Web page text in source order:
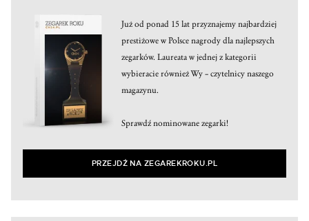
Już od ponad 15 lat przyznajemy najbardziej
prestiżowe w Polsce nagrody dla najlepszych
zegarków. Laureata w jednej z kategorii
wybieracie również Wy – czytelnicy naszego
magazynu.
Sprawdź nominowane zegarki!
PRZEJDŹ NA ZEGAREKROKU.PL